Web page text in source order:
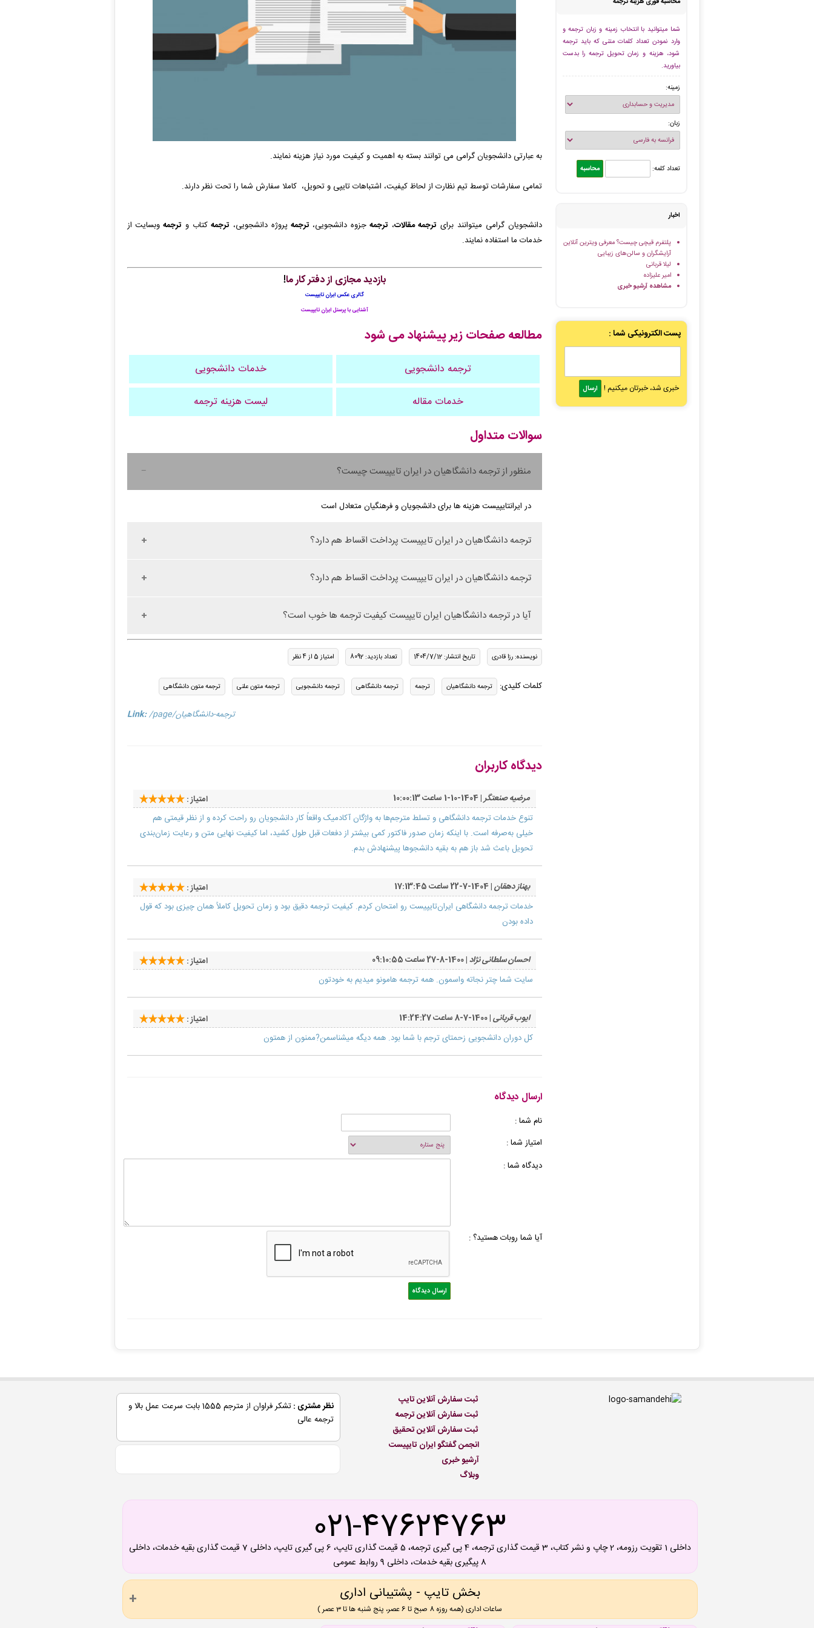
شما میتوانید با انتخاب زمینه و زبان ترجمه و
وارد نمودن تعداد کلمات متنی که باید ترجمه
شود، هزینه و زمان تحویل ترجمه را بدست
بیاورید.
زمینه:
زبان:
تعداد کلمه:
اخبار
پلتفرم قیچی چیست؟ معرفی ویترین آنلاین
آرایشگران و سالن‌های زیبایی
لیلا قربانی
امیر علیزاده
مشاهده آرشیو خبری
پست الکترونیکی شما :
خبری شد، خبرتان میکنیم !
به عبارتی دانشجویان گرامی می توانند بسته به اهمیت و کیفیت مورد نیاز هزینه نمایند.
تمامی سفارشات توسط تیم نظارت از لحاظ کیفیت، اشتباهات تایپی و تحویل، کاملا سفارش شما را تحت نظر دارند.
دانشجویان گرامی میتوانند برای ترجمه مقالات، ترجمه جزوه دانشجویی، ترجمهپروژه دانشجویی، ترجمه کتاب و ترجمه وبسایت از
خدمات ما استفاده نمایند.
بازدید مجازی از دفتر کار ما!
گالری عکس ایران تایپیست
آشنایی با پرسنل ایران تایپیست
مطالعه صفحات زیر پیشنهاد می شود
ترجمه دانشجویی
خدمات دانشجویی
خدمات مقاله
لیست هزینه ترجمه
سوالات متداول
منظور از ترجمه دانشگاهیان در ایران تایپیست چیست؟
در ایرانتایپیست هزینه ها برای دانشجویان و فرهنگیان متعادل است
ترجمه دانشگاهیان در ایران تایپیست پرداخت اقساط هم دارد؟
ترجمه دانشگاهیان در ایران تایپیست پرداخت اقساط هم دارد؟
آیا در ترجمه دانشگاهیان ایران تایپیست کیفیت ترجمه ها خوب است؟
نویسنده: رزا قادری تاریخ انتشار: 1404/7/12 تعداد بازدید: 8092 امتیاز 5 از 4 نظر
کلمات کلیدی: ترجمه دانشگاهیان ترجمه ترجمه دانشگاهی ترجمه دانشجویی ترجمه متون علنی ترجمه متون دانشگاهی
Link: /page/ترجمه-دانشگاهیان
دیدگاه کاربران
مرضیه صنعتگر| 1404-10-1 ساعت 10:00:13
امتیاز :
تنوع خدمات ترجمه دانشگاهی و تسلط مترجم‌ها به واژگان آکادمیک واقعاً کار دانشجویان رو راحت کرده و از نظر قیمتی هم
خیلی به‌صرفه است. با اینکه زمان صدور فاکتور کمی بیشتر از دفعات قبل طول کشید، اما کیفیت نهایی متن و رعایت زمان‌بندی
تحویل باعث شد باز هم به بقیه دانشجوها پیشنهادش بدم.
بهناز دهقان| 1404-7-22 ساعت 17:13:45
امتیاز :
خدمات ترجمه دانشگاهی ایران‌تایپیست رو امتحان کردم. کیفیت ترجمه دقیق بود و زمان تحویل کاملاً همان چیزی بود که قول
داده بودن
احسان سلطانی نژاد| 1400-8-27 ساعت 09:10:55
امتیاز :
سایت شما چتر نجاته واسمون. همه ترجمه هامونو میدیم به خودتون
ایوب قربانی| 1400-7-8 ساعت 14:24:27
امتیاز :
کل دوران دانشجویی زحمتای ترجم با شما بود. همه دیگه میشناسمن?ممنون از همتون
ارسال دیدگاه
نام شما :
امتیاز شما :
دیدگاه شما :
آیا شما روبات هستید؟ :
ثبت سفارش آنلاین تایپ
ثبت سفارش آنلاین ترجمه
ثبت سفارش آنلاین تحقیق
انجمن گفتگو ایران تایپیست
آرشیو خبری
وبلاگ
نظر مشتری :
تشکر فراوان از مترجم 1555 بابت سرعت عمل بالا و
ترجمه عالی
021-47624763
داخلی 1 تقویت رزومه، 2 چاپ و نشر کتاب، 3 قیمت گذاری ترجمه، 4 پی گیری ترجمه، 5 قیمت گذاری تایپ، 6 پی گیری تایپ، داخلی 7 قیمت گذاری بقیه خدمات، داخلی
8 پیگیری بقیه خدمات، داخلی 9 روابط عمومی
بخش تایپ - پشتیبانی اداری
ساعات اداری (همه روزه 8 صبح تا 6 عصر، پنج شنبه ها تا 3 عصر )